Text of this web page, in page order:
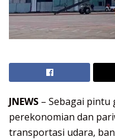
JNEWS – Sebagai
perekonomian dan
transportasi udara,